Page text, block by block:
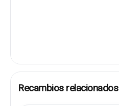
Recambios relacionados